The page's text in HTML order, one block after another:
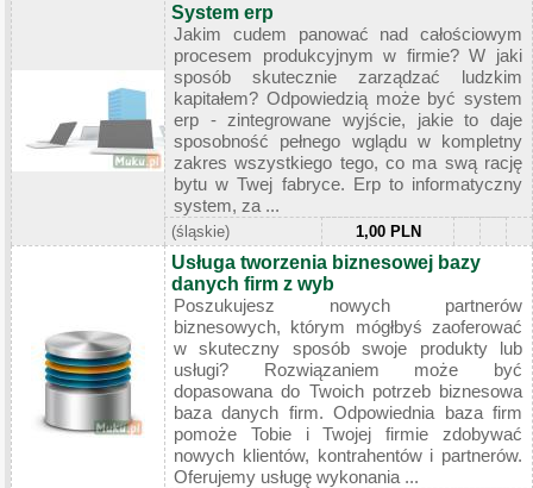
System erp
Jakim cudem panować nad całościowym
procesem produkcyjnym w firmie? W jaki
sposób skutecznie zarządzać ludzkim
kapitałem? Odpowiedzią może być system
erp - zintegrowane wyjście, jakie to daje
sposobność pełnego wglądu w kompletny
zakres wszystkiego tego, co ma swą rację
bytu w Twej fabryce. Erp to informatyczny
system, za ...
(śląskie) 1,00 PLN
Usługa tworzenia biznesowej bazy
danych firm z wyb
Poszukujesz nowych partnerów
biznesowych, którym mógłbyś zaoferować
w skuteczny sposób swoje produkty lub
usługi? Rozwiązaniem może być
dopasowana do Twoich potrzeb biznesowa
baza danych firm. Odpowiednia baza firm
pomoże Tobie i Twojej firmie zdobywać
nowych klientów, kontrahentów i partnerów.
Oferujemy usługę wykonania ...